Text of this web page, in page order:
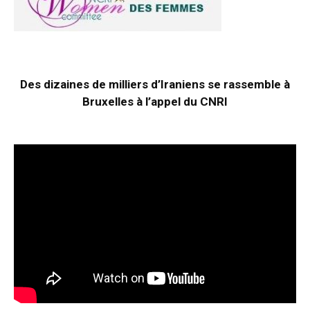
Des dizaines de milliers d’Iraniens se rassemble à
Bruxelles à l’appel du CNRI